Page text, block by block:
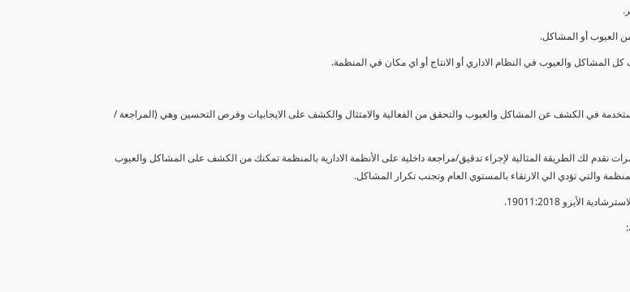
العيوب أو المشاكل.
والعيوب في النظام الاداري أو الانتاج أو اي مكان في المنظمة.
في الكشف عن المشاكل والعيوب والتحقق من الفعالية والامتثال والكشف على الايجابيات وفرص التحسين وهي (المراجعة /
نقدم لك الطريقة المثالية لإجراء تدقيق/مراجعة داخلية على الأنظمة الادارية بالمنظمة تمكنك من الكشف على المشاكل والعيوب
والتي تؤدي الي الارتقاء بالمستوي العام وتجنب تكرار المشاكل.
الأيزو 19011:2018.